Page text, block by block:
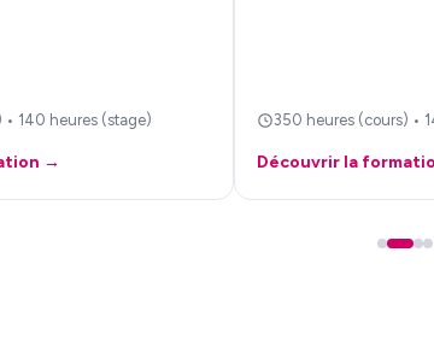
140 heures (stage)
→
350 heures (cours) •
Découvrir la